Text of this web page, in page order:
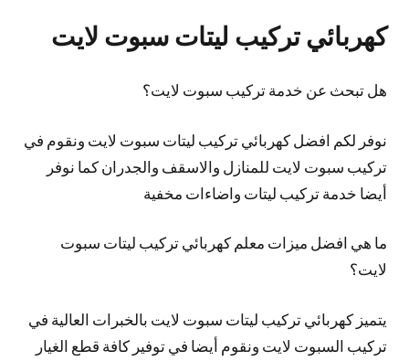
كهربائي تركيب ليتات سبوت لايت
هل تبحث عن خدمة تركيب سبوت لايت؟
نوفر لكم افضل كهربائي تركيب ليتات سبوت لايت ونقوم في
تركيب سبوت لايت للمنازل والاسقف والجدران كما نوفر
أيضا خدمة تركيب ليتات واضاءات مخفية
ما هي افضل ميزات معلم كهربائي تركيب ليتات سبوت
لايت؟
يتميز كهربائي تركيب ليتات سبوت لايت بالخبرات العالية في
تركيب السبوت لايت ونقوم أيضا في توفير كافة قطع الغيار